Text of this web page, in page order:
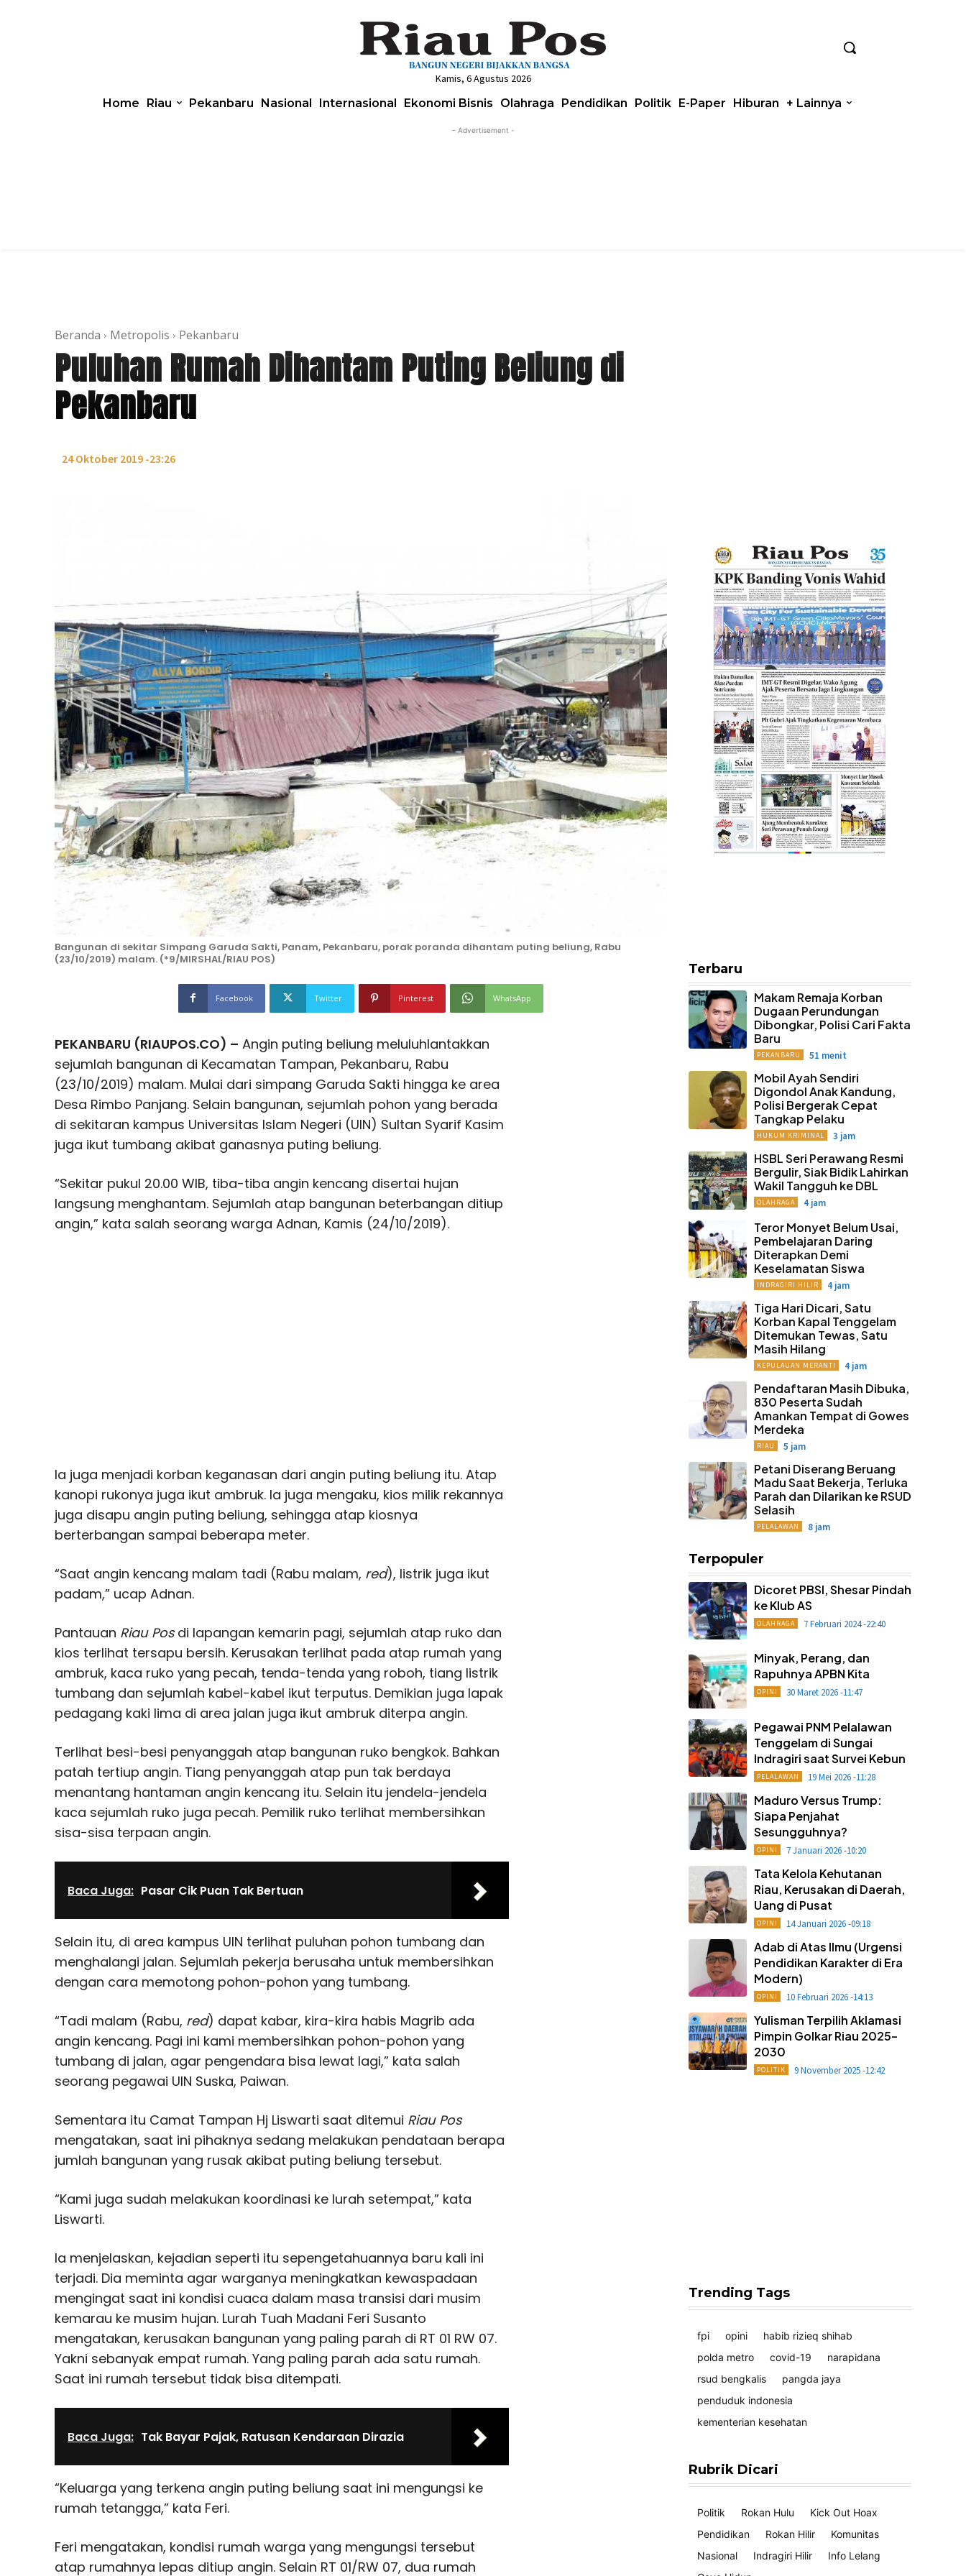
Kamis, 6 Agustus 2026
Home Riau Pekanbaru Nasional Internasional Ekonomi Bisnis Olahraga Pendidikan Politik E-Paper Hiburan + Lainnya
- Advertisement -
Beranda Metropolis Pekanbaru
Puluhan Rumah Dihantam Puting Beliung di
Pekanbaru
24 Oktober 2019 -23:26
Bangunan di sekitar Simpang Garuda Sakti, Panam, Pekanbaru, porak poranda dihantam puting beliung, Rabu
(23/10/2019) malam. (*9/MIRSHAL/RIAU POS)
Facebook Twitter Pinterest WhatsApp
PEKANBARU (RIAUPOS.CO) – Angin puting beliung meluluhlantakkan
sejumlah bangunan di Kecamatan Tampan, Pekanbaru, Rabu
(23/10/2019) malam. Mulai dari simpang Garuda Sakti hingga ke area
Desa Rimbo Panjang. Selain bangunan, sejumlah pohon yang berada
di sekitaran kampus Universitas Islam Negeri (UIN) Sultan Syarif Kasim
juga ikut tumbang akibat ganasnya puting beliung.
“Sekitar pukul 20.00 WIB, tiba-tiba angin kencang disertai hujan
langsung menghantam. Sejumlah atap bangunan beterbangan ditiup
angin,” kata salah seorang warga Adnan, Kamis (24/10/2019).
Ia juga menjadi korban keganasan dari angin puting beliung itu. Atap
kanopi rukonya juga ikut ambruk. Ia juga mengaku, kios milik rekannya
juga disapu angin puting beliung, sehingga atap kiosnya
berterbangan sampai beberapa meter.
“Saat angin kencang malam tadi (Rabu malam, red), listrik juga ikut
padam,” ucap Adnan.
Pantauan Riau Posdi lapangan kemarin pagi, sejumlah atap ruko dan
kios terlihat tersapu bersih. Kerusakan terlihat pada atap rumah yang
ambruk, kaca ruko yang pecah, tenda-tenda yang roboh, tiang listrik
tumbang dan sejumlah kabel-kabel ikut terputus. Demikian juga lapak
pedagang kaki lima di area jalan juga ikut ambruk diterpa angin.
Terlihat besi-besi penyanggah atap bangunan ruko bengkok. Bahkan
patah tertiup angin. Tiang penyanggah atap pun tak berdaya
menantang hantaman angin kencang itu. Selain itu jendela-jendela
kaca sejumlah ruko juga pecah. Pemilik ruko terlihat membersihkan
sisa-sisa terpaan angin.
Baca Juga: Pasar Cik Puan Tak Bertuan
Selain itu, di area kampus UIN terlihat puluhan pohon tumbang dan
menghalangi jalan. Sejumlah pekerja berusaha untuk membersihkan
dengan cara memotong pohon-pohon yang tumbang.
“Tadi malam (Rabu, red) dapat kabar, kira-kira habis Magrib ada
angin kencang. Pagi ini kami membersihkan pohon-pohon yang
tumbang di jalan, agar pengendara bisa lewat lagi,” kata salah
seorang pegawai UIN Suska, Paiwan.
Sementara itu Camat Tampan Hj Liswarti saat ditemui Riau Pos
mengatakan, saat ini pihaknya sedang melakukan pendataan berapa
jumlah bangunan yang rusak akibat puting beliung tersebut.
“Kami juga sudah melakukan koordinasi ke lurah setempat,” kata
Liswarti.
Ia menjelaskan, kejadian seperti itu sepengetahuannya baru kali ini
terjadi. Dia meminta agar warganya meningkatkan kewaspadaan
mengingat saat ini kondisi cuaca dalam masa transisi dari musim
kemarau ke musim hujan. Lurah Tuah Madani Feri Susanto
mengatakan, kerusakan bangunan yang paling parah di RT 01 RW 07.
Yakni sebanyak empat rumah. Yang paling parah ada satu rumah.
Saat ini rumah tersebut tidak bisa ditempati.
Baca Juga: Tak Bayar Pajak, Ratusan Kendaraan Dirazia
“Keluarga yang terkena angin puting beliung saat ini mengungsi ke
rumah tetangga,” kata Feri.
Feri mengatakan, kondisi rumah warga yang mengungsi tersebut
atap rumahnya lepas ditiup angin. Selain RT 01/RW 07, dua rumah
Terbaru
Makam Remaja Korban
Dugaan Perundungan
Dibongkar, Polisi Cari Fakta
Baru
PEKANBARU 51 menit
Mobil Ayah Sendiri
Digondol Anak Kandung,
Polisi Bergerak Cepat
Tangkap Pelaku
HUKUM KRIMINAL 3 jam
HSBL Seri Perawang Resmi
Bergulir, Siak Bidik Lahirkan
Wakil Tangguh ke DBL
OLAHRAGA 4 jam
Teror Monyet Belum Usai,
Pembelajaran Daring
Diterapkan Demi
Keselamatan Siswa
INDRAGIRI HILIR 4 jam
Tiga Hari Dicari, Satu
Korban Kapal Tenggelam
Ditemukan Tewas, Satu
Masih Hilang
KEPULAUAN MERANTI 4 jam
Pendaftaran Masih Dibuka,
830 Peserta Sudah
Amankan Tempat di Gowes
Merdeka
RIAU 5 jam
Petani Diserang Beruang
Madu Saat Bekerja, Terluka
Parah dan Dilarikan ke RSUD
Selasih
PELALAWAN 8 jam
Terpopuler
Dicoret PBSI, Shesar Pindah
ke Klub AS
OLAHRAGA 7 Februari 2024 -22:40
Minyak, Perang, dan
Rapuhnya APBN Kita
OPINI 30 Maret 2026 -11:47
Pegawai PNM Pelalawan
Tenggelam di Sungai
Indragiri saat Survei Kebun
PELALAWAN 19 Mei 2026 -11:28
Maduro Versus Trump:
Siapa Penjahat
Sesungguhnya?
OPINI 7 Januari 2026 -10:20
Tata Kelola Kehutanan
Riau, Kerusakan di Daerah,
Uang di Pusat
OPINI 14 Januari 2026 -09:18
Adab di Atas Ilmu (Urgensi
Pendidikan Karakter di Era
Modern)
OPINI 10 Februari 2026 -14:13
Yulisman Terpilih Aklamasi
Pimpin Golkar Riau 2025–
2030
POLITIK 9 November 2025 -12:42
Trending Tags
fpi opini
habib rizieq shihab
polda metro
covid-19
narapidana
rsud bengkalis
pangda jaya
penduduk indonesia
kementerian kesehatan
Rubrik Dicari
Politik Rokan Hulu
Kick Out Hoax
Pendidikan
Rokan Hilir
Komunitas
Nasional
Indragiri Hilir
Info Lelang